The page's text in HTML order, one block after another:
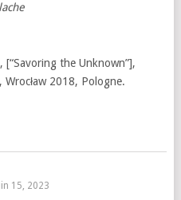
[“Savoring the Unknown”],
2018, Pologne.
15, 2023